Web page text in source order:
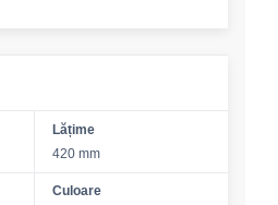
Lățime
420 mm
Culoare